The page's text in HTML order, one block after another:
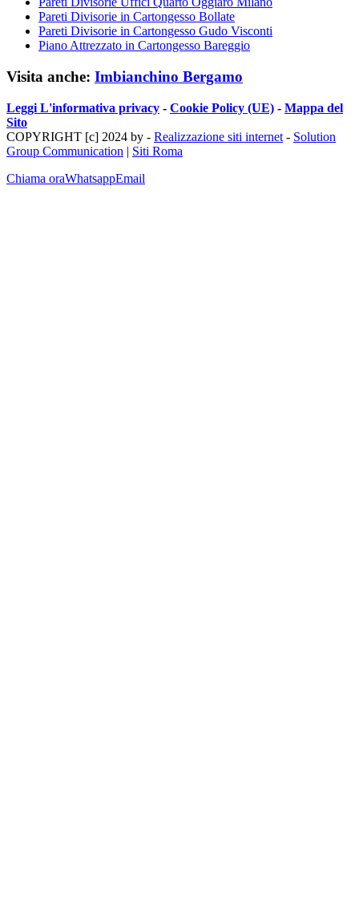
Pareti Divisorie in Cartongesso Bollate
Pareti Divisorie in Cartongesso Gudo Visconti
Piano Attrezzato in Cartongesso Bareggio
Visita anche: Imbianchino Bergamo
Leggi L'informativa privacy - Cookie Policy (UE) - Mappa del
Sito
COPYRIGHT [c] 2024 by - Realizzazione siti internet - Solution
Group Communication | Siti Roma
Chiama oraWhatsappEmail